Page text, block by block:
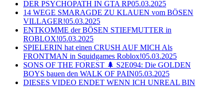
DER PSYCHOPATH IN GTA RP05.03.2025
14 WEGE SMARAGDE ZU KLAUEN vom BÖSEN
VILLAGER!05.03.2025
ENTKOMME der BÖSEN STIEFMUTTER in
ROBLOX!05.03.2025
SPIELERIN hat einen CRUSH AUF MICH Als
FRONTMAN in Squidgames Roblox!05.03.2025
SONS OF THE FOREST 🌲 S2E094: Die GOLDEN
BOYS bauen den WALK OF PAIN05.03.2025
DIESES VIDEO ENDET WENN ICH UNREAL BIN